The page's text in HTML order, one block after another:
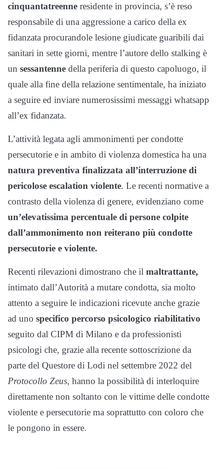
cinquantatreenne residente in provincia, s’è reso
responsabile di una aggressione a carico della ex
fidanzata procurandole lesione giudicate guaribili dai
sanitari in sette giorni, mentre l’autore dello stalking è
un sessantenne della periferia di questo capoluogo, il
quale alla fine della relazione sentimentale, ha iniziato
a seguire ed inviare numerosissimi messaggi whatsapp
all’ex fidanzata.
L’attività legata agli ammonimenti per condotte
persecutorie e in ambito di violenza domestica ha una
natura preventiva finalizzata all’interruzione di
pericolose escalation violente. Le recenti normative a
contrasto della violenza di genere, evidenziano come
un’elevatissima percentuale di persone colpite
dall’ammonimento non reiterano più condotte
persecutorie e violente.
Recenti rilevazioni dimostrano che il maltrattante,
intimato dall’Autorità a mutare condotta, sia molto
attento a seguire le indicazioni ricevute anche grazie
ad uno specifico percorso psicologico riabilitativo
seguito dal CIPM di Milano e da professionisti
psicologi che, grazie alla recente sottoscrizione da
parte del Questore di Lodi nel settembre 2022 del
Protocollo Zeus, hanno la possibilità di interloquire
direttamente non soltanto con le vittime delle condotte
violente e persecutorie ma soprattutto con coloro che
le pongono in essere.